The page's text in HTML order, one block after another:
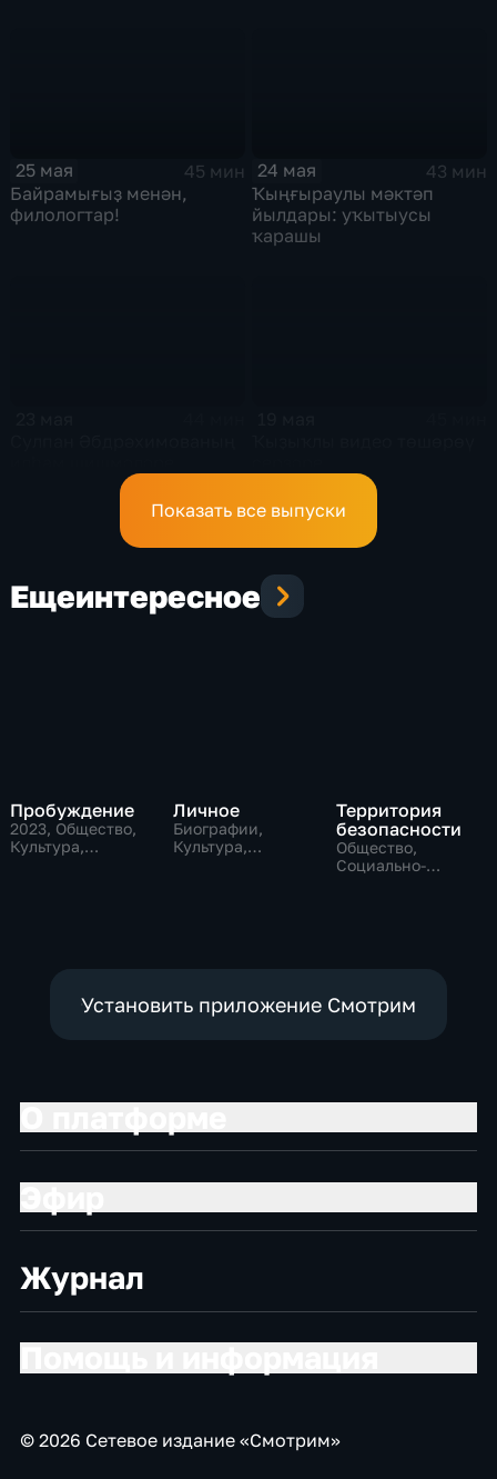
25 мая
45 мин
Байрамығыҙ менән,
филологтар!
24 мая
43 мин
Ҡыңғыраулы мәктәп
йылдары: уҡытыусы
ҡарашы
Показать все выпуски
Ещеинтересное
Пробуждение
2023, Общество,
Культура,
Личное
Биографии,
Культура,
Территория
безопасности
Общество,
Социально-
Установить приложение Смотрим
Журнал
© 2026 Сетевое издание «Смотрим»